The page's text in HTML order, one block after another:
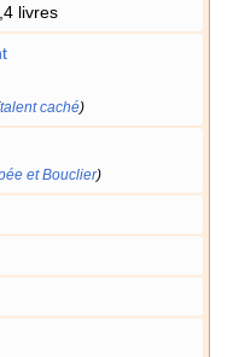
livres
talent caché)
et Bouclier)